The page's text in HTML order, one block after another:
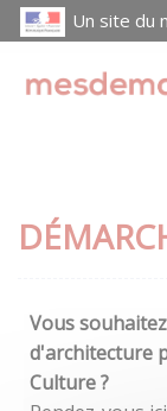
Un site du
Vous
d'architecture
Culture ?